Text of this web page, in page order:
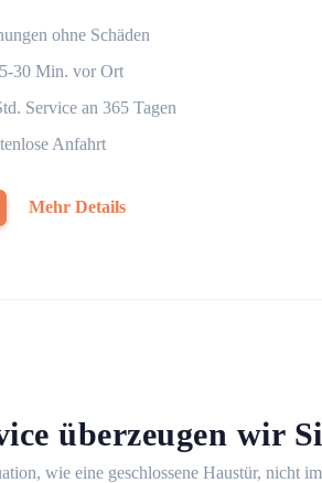
ohne Schäden
30 Min. vor Ort
Service an 365 Tagen
Anfahrt
Mehr Details
überzeugen wir
wie eine geschlossene Haustür, nicht